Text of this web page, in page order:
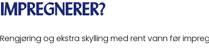
IMPREGNERER?
Rengjøring og ekstra skylling med rent vann før